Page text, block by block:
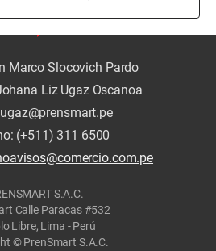
Marco Slocovich Pardo
Liz Ugaz Oscanoa
(+511) 311 6500
S.A.C.
Calle Paracas #532
Libre, Lima - Perú
© PrenSmart S.A.C.